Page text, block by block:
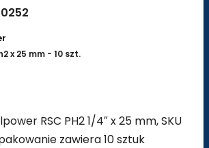
x 25 mm - 10 szt.
RSC PH2 1/4″ x 25 mm, SKU
zawiera 10 sztuk